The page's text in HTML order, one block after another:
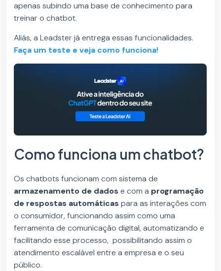
apenas subindo uma base de conhecimento para
treinar o chatbot.
Aliás, a Leadster já entrega essas funcionalidades.
Faça um teste e veja como funciona!
Como funciona um chatbot?
Os chatbots funcionam com sistema de
armazenamento de dadose com a programação
de respostas automáticaspara as interações com
o consumidor, funcionando assim como uma
ferramenta de comunicação digital, automatizando e
facilitando esse processo, possibilitando assim o
atendimento escalável entre a empresa e o seu
público.